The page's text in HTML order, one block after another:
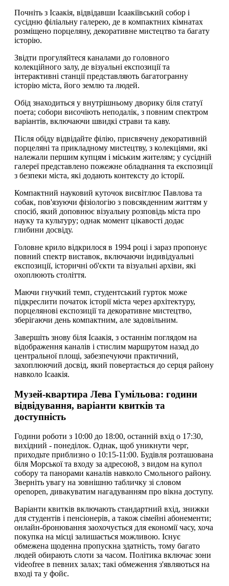
Почніть з Ісаакія, відвідавши Ісаакіївський собор і
сусідню філіальну галерею, де в компактних кімнатах
розміщено порцеляну, декоративне мистецтво та багату
історію.
Звідти прогуляйтеся каналами до головного
колекційного залу, де візуальні експозиції та
інтерактивні станції представляють багатогранну
історію міста, його землю та людей.
Обід знаходиться у внутрішньому дворику біля статуї
поета; собори височіють неподалік, з повним спектром
варіантів, включаючи швидкі страви та каву.
Після обіду відвідайте філію, присвячену декоративній
порцеляні та прикладному мистецтву, з колекціями, які
належали першим купцям і міським жителям; у сусідній
галереї представлено пожежне обладнання та експозиції
з безпеки міста, які додають контексту до історії.
Компактний науковий куточок висвітлює Павлова та
собак, пов'язуючи фізіологію з повсякденним життям у
спосіб, який доповнює візуальну розповідь міста про
науку та культуру; однак момент цікавості додає
глибини досвіду.
Головне крило відкрилося в 1994 році і зараз пропонує
повний спектр виставок, включаючи індивідуальні
експозиції, історичні об'єкти та візуальні архіви, які
охоплюють століття.
Маючи гнучкий темп, студентський гурток може
підкреслити початок історії міста через архітектуру,
порцелянові експозиції та декоративне мистецтво,
зберігаючи день компактним, але задовільним.
Завершіть знову біля Ісаакія, з останнім поглядом на
відображення каналів і стислим маршрутом назад до
центральної площі, забезпечуючи практичний,
захоплюючий досвід, який повертається до серця району
навколо Ісаакія.
Музей-квартира Лева Гумільова: години
відвідування, варіанти квитків та
доступність
Години роботи з 10:00 до 18:00, останній вхід о 17:30,
вихідний - понеділок. Однак, щоб уникнути черг,
приходьте приблизно о 10:15-11:00. Будівля розташована
біля Морської та входу за адресою8, з видом на купол
собору та панорами каналів навколо Смольного району.
Зверніть увагу на зовнішню табличку зі словом
openopen, дивакуватим нагадуванням про вікна доступу.
Варіанти квитків включають стандартний вхід, знижки
для студентів і пенсіонерів, а також сімейні абонементи;
онлайн-бронювання заохочується для економії часу, хоча
покупка на місці залишається можливою. Існує
обмежена щоденна пропускна здатність, тому багато
людей обирають слоти за часом. Політика включає зони
videofree в певних залах; такі обмеження з'являються на
вході та у фойє.